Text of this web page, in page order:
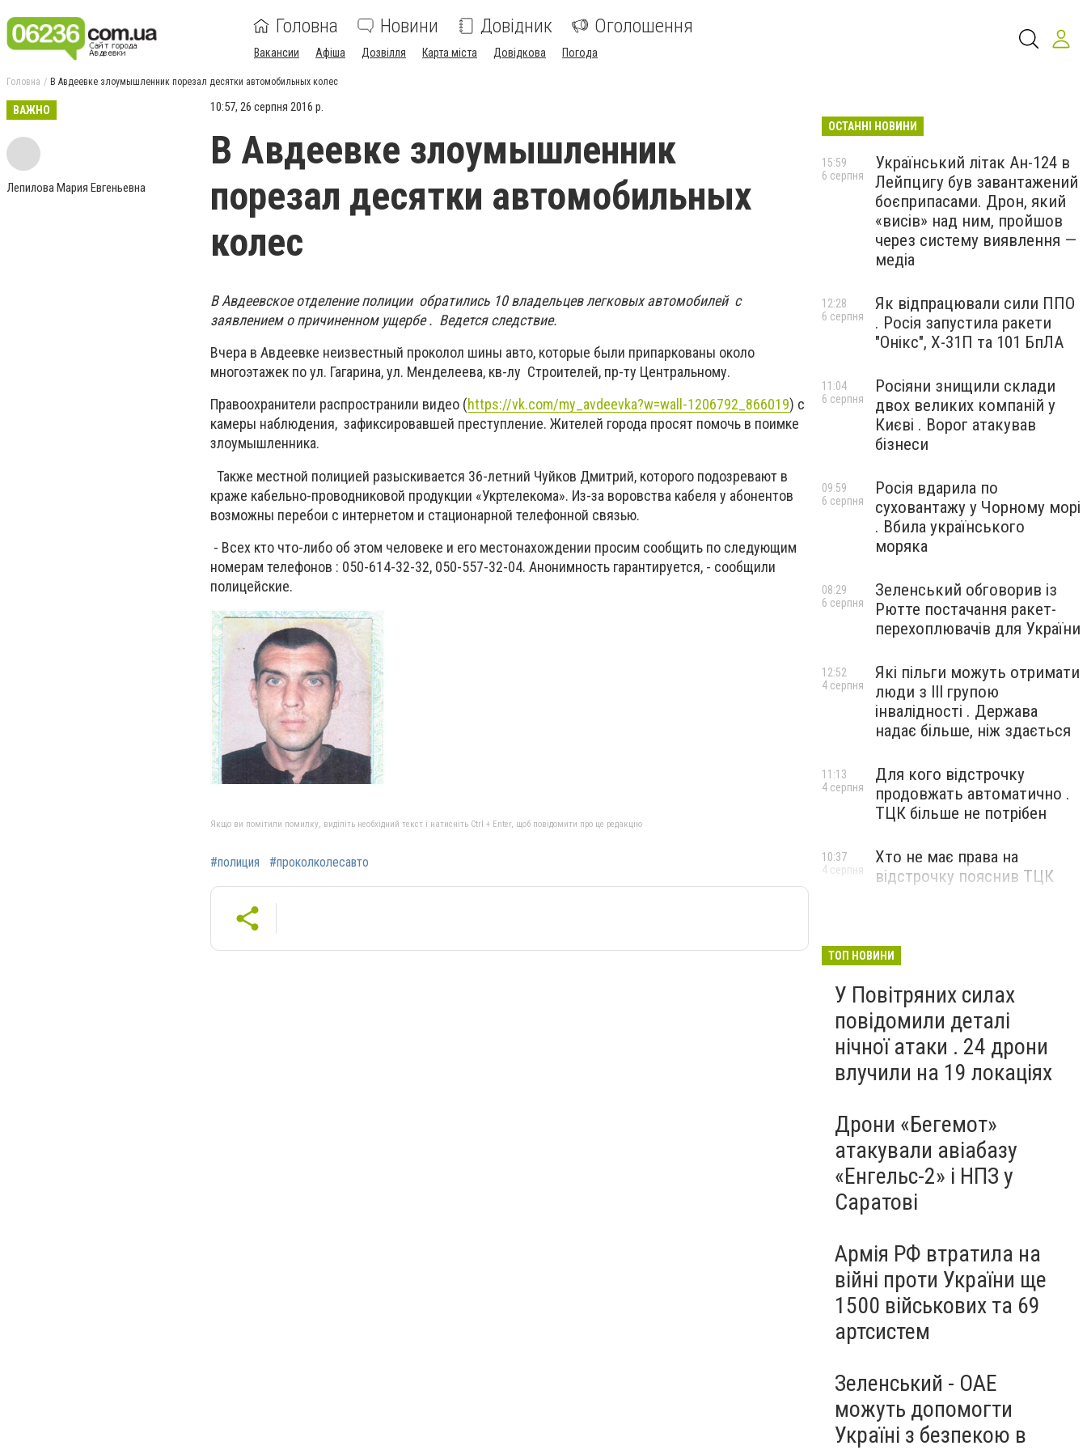
Головна Новини Довідник Оголошення
Вакансии Афіша Дозвілля Карта міста Довідкова Погода
Головна В Авдеевке злоумышленник порезал десятки автомобильных колес
ВАЖНО
Лепилова Мария Евгеньевна
10:57, 26 серпня 2016 р.
В Авдеевке злоумышленник
порезал десятки автомобильных
колес
В Авдеевское отделение полиции обратились 10 владельцев легковых автомобилей с
заявлением о причиненном ущербе . Ведется следствие.
Вчера в Авдеевке неизвестный проколол шины авто, которые были припаркованы около
многоэтажек по ул. Гагарина, ул. Менделеева, кв-лу Строителей, пр-ту Центральному.
Правоохранители распространили видео (https://vk.com/my_avdeevka?w=wall-1206792_866019) с
камеры наблюдения, зафиксировавшей преступление. Жителей города просят помочь в поимке
злоумышленника.
Также местной полицией разыскивается 36-летний Чуйков Дмитрий, которого подозревают в
краже кабельно-проводниковой продукции «Укртелекома». Из-за воровства кабеля у абонентов
возможны перебои с интернетом и стационарной телефонной связью.
- Всех кто что-либо об этом человеке и его местонахождении просим сообщить по следующим
номерам телефонов : 050-614-32-32, 050-557-32-04. Анонимность гарантируется, - сообщили
полицейские.
Якщо ви помітили помилку, виділіть необхідний текст і натисніть Ctrl + Enter, щоб повідомити про це редакцію
#полиция #проколколесавто
ОСТАННІ НОВИНИ
Український літак Ан-124 в
Лейпцигу був завантажений
боєприпасами. Дрон, який
«висів» над ним, пройшов
через систему виявлення —
медіа
15:59
6 серпня
Як відпрацювали сили ППО
. Росія запустила ракети
"Онікс", Х-31П та 101 БпЛА
12:28
6 серпня
Росіяни знищили склади
двох великих компаній у
Києві . Ворог атакував
бізнеси
11:04
6 серпня
Росія вдарила по
суховантажу у Чорному морі
. Вбила українського
моряка
09:59
6 серпня
Зеленський обговорив із
Рютте постачання ракет-
перехоплювачів для України
08:29
6 серпня
Які пільги можуть отримати
люди з III групою
інвалідності . Держава
надає більше, ніж здається
12:52
4 серпня
Для кого відстрочку
продовжать автоматично .
ТЦК більше не потрібен
11:13
4 серпня
Хто не має права на
відстрочку пояснив ТЦК
10:37
4 серпня
ТОП НОВИНИ
У Повітряних силах
повідомили деталі
нічної атаки . 24 дрони
влучили на 19 локаціях
Дрони «Бегемот»
атакували авіабазу
«Енгельс-2» і НПЗ у
Саратові
Армія РФ втратила на
війні проти України ще
1500 військових та 69
артсистем
Зеленський - ОАЕ
можуть допомогти
Україні з безпекою в